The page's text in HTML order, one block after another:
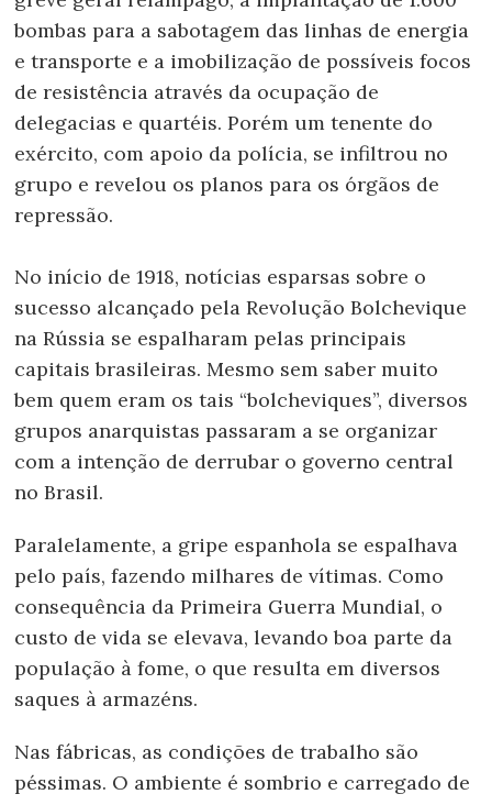
bombas para a sabotagem das linhas de energia
e transporte e a imobilização de possíveis focos
de resistência através da ocupação de
delegacias e quartéis. Porém um tenente do
exército, com apoio da polícia, se infiltrou no
grupo e revelou os planos para os órgãos de
repressão.
No início de 1918, notícias esparsas sobre o
sucesso alcançado pela Revolução Bolchevique
na Rússia se espalharam pelas principais
capitais brasileiras. Mesmo sem saber muito
bem quem eram os tais “bolcheviques”, diversos
grupos anarquistas passaram a se organizar
com a intenção de derrubar o governo central
no Brasil.
Paralelamente, a gripe espanhola se espalhava
pelo país, fazendo milhares de vítimas. Como
consequência da Primeira Guerra Mundial, o
custo de vida se elevava, levando boa parte da
população à fome, o que resulta em diversos
saques à armazéns.
Nas fábricas, as condições de trabalho são
péssimas. O ambiente é sombrio e carregado de